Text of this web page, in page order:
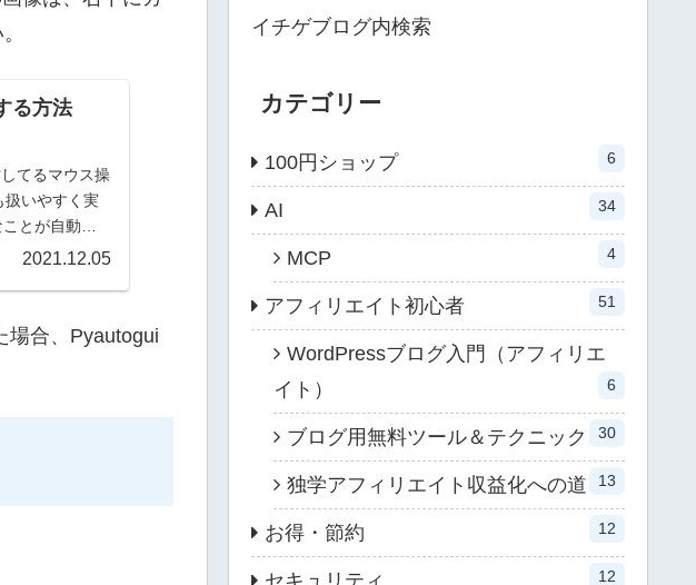
る方法
てるマウス操
扱いやすく実
とが自動化
2021.12.05
場合、Pyautogui
イチゲブログ内検索
カテゴリー
100円ショップ 6
AI 34
MCP 4
アフィリエイト初心者 51
WordPressブログ入門（アフィリエ
イト）
6
ブログ用無料ツール＆テクニック 30
独学アフィリエイト収益化への道 13
お得・節約 12
12